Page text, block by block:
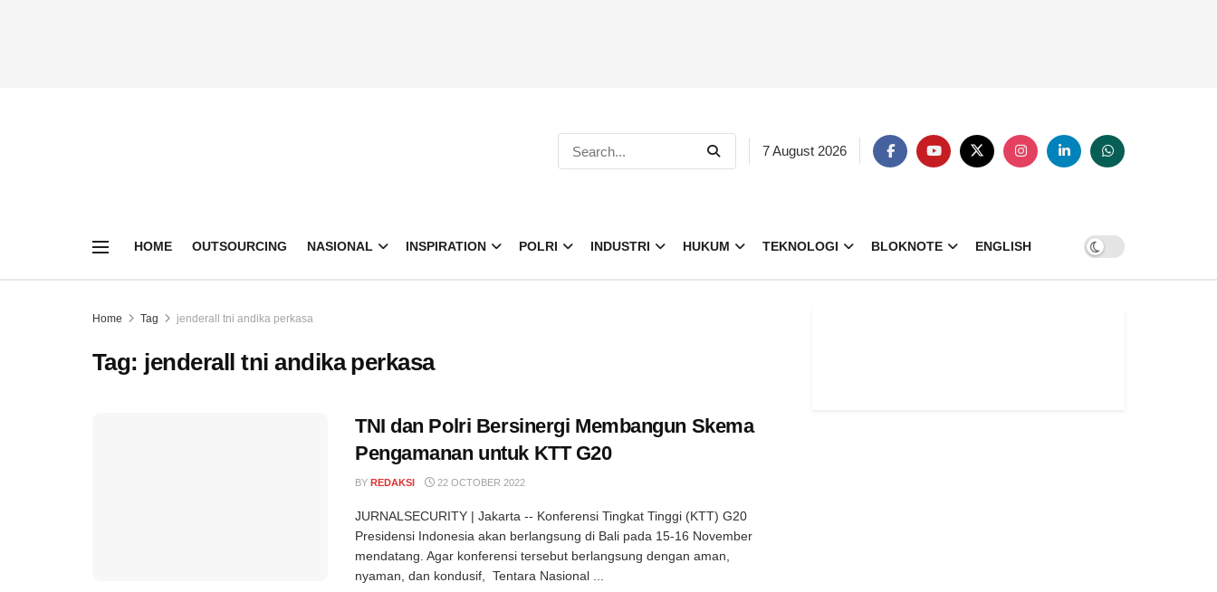
7 August 2026
HOME OUTSOURCING NASIONAL INSPIRATION POLRI INDUSTRI HUKUM TEKNOLOGI BLOKNOTE ENGLISH
Home Tag jenderall tni andika perkasa
Tag: jenderall tni andika perkasa
TNI dan Polri Bersinergi Membangun Skema
Pengamanan untuk KTT G20
BY REDAKSI 22 OCTOBER 2022
JURNALSECURITY | Jakarta -- Konferensi Tingkat Tinggi (KTT) G20
Presidensi Indonesia akan berlangsung di Bali pada 15-16 November
mendatang. Agar konferensi tersebut berlangsung dengan aman,
nyaman, dan kondusif, Tentara Nasional ...